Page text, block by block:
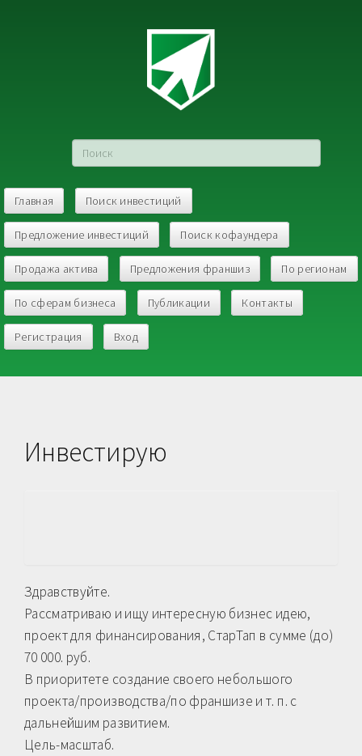
Главная Поиск инвестиций
Предложение инвестиций Поиск кофаундера
Продажа актива Предложения франшиз По регионам
По сферам бизнеса Публикации Контакты
Регистрация Вход
Инвестирую
Здравствуйте.
Рассматриваю и ищу интересную бизнес идею,
проект для финансирования, СтарТап в сумме (до)
70 000. руб.
В приоритете создание своего небольшого
проекта/производства/по франшизе и т. п. с
дальнейшим развитием.
Цель-масштаб.